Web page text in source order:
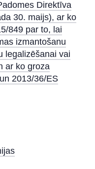
Direktīva
30. maijs), ar ko
849 par to, lai
izmantošanu
legalizēšanai vai
ar ko groza
2013/36/ES